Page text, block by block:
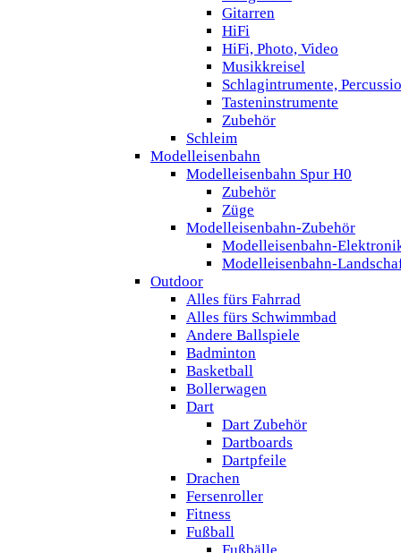
Gitarren
HiFi
HiFi, Photo, Video
Musikkreisel
Schlagintrumente,
Tasteninstrumente
Zubehör
Schleim
Modelleisenbahn
Modelleisenbahn Spur H0
Zubehör
Züge
Modelleisenbahn-Zubehör
Modelleisenbahn-
Modelleisenbahn-
Outdoor
Alles fürs Fahrrad
Alles fürs Schwimmbad
Andere Ballspiele
Badminton
Basketball
Bollerwagen
Dart
Dart Zubehör
Dartboards
Dartpfeile
Drachen
Fersenroller
Fitness
Fußball